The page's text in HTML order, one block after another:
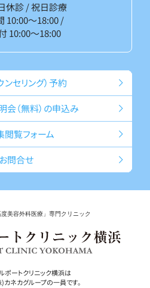
休診 / 祝日診療
10:00～18:00 /
10:00～18:00
ンセリング）予約
会（無料）の申込み
閲覧フォーム
お問合せ
美容外科医療」専門クリニック
ポートクリニック横浜は
カネカグループの一員です。